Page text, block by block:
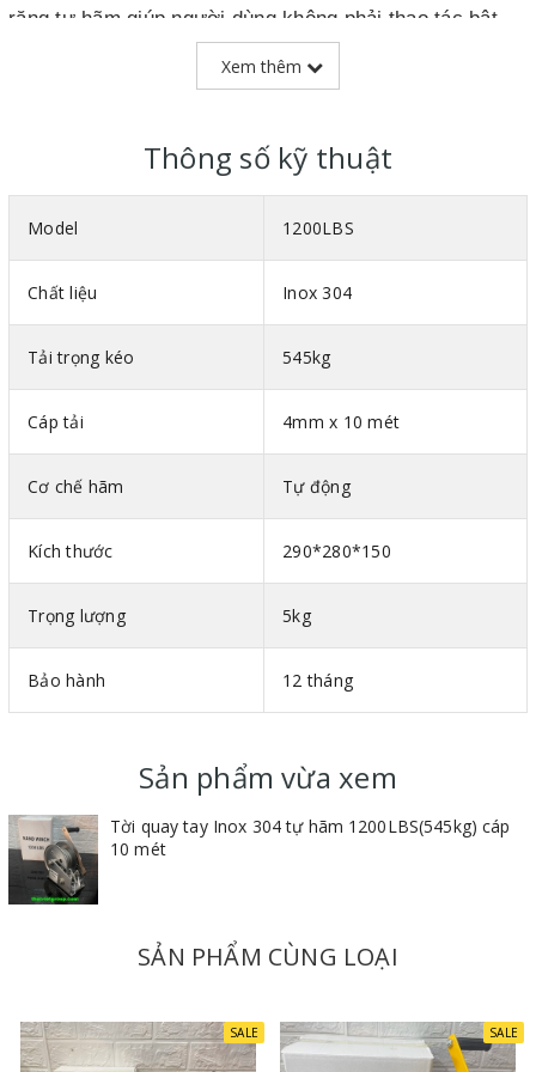
răng tự hãm giúp người dùng không phải thao tác bật
cóc hãm như các loại tời quay tay thông thường.
Toàn bộ thân tời được làm bằng inox 304 giúp tời có thể
Móc cẩu của tời điện được làm bằng hợp kim thép, có
các bài kiểm tra quan trọng, bao gồm kiểm tra khả năng
và CE của Châu Âu.
hãm 1200LBS
động 1200LBS
Lắp đầy đủ các vị trí bắt chân đế để đảm bảo độ chắc
Xem thêm
Thông số kỹ thuật
Model 1200LBS
Chất liệu Inox 304
Tải trọng kéo 545kg
Cáp tải 4mm x 10 mét
Cơ chế hãm Tự động
Kích thước 290*280*150
Trọng lượng 5kg
Bảo hành 12 tháng
Sản phẩm vừa xem
Tời quay tay Inox 304 tự hãm 1200LBS(545kg) cáp
10 mét
SẢN PHẨM CÙNG LOẠI
SALE SALE